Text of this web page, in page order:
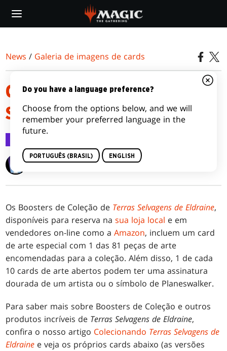
main
News / Galeria de imagens de cards
CARDS DE ARTE DE TERRAS
SELVAGENS DE ELDRAINE
Wizards of the Coast
Os Boosters de Coleção de Terras Selvagens de Eldraine,
disponíveis para reserva nasua loja local e em
vendedores on-line como aAmazon, incluem um card
de arte especial com 1 das 81 peças de arte
encomendadas para a coleção. Além disso, 1 de cada
10 cards de arte abertos podem ter uma assinatura
dourada de um artista ou o símbolo de Planeswalker.
Para saber mais sobre Boosters de Coleção e outros
produtos incríveis de Terras Selvagens de Eldraine,
confira o nosso artigo Colecionando Terras Selvagens de
Eldraine e veja os próprios cards abaixo (as versões
Do you have a language preference?
Choose from the options below, and we will
remember your preferred language in the
future.
PORTUGUÊS (BRASIL) ENGLISH